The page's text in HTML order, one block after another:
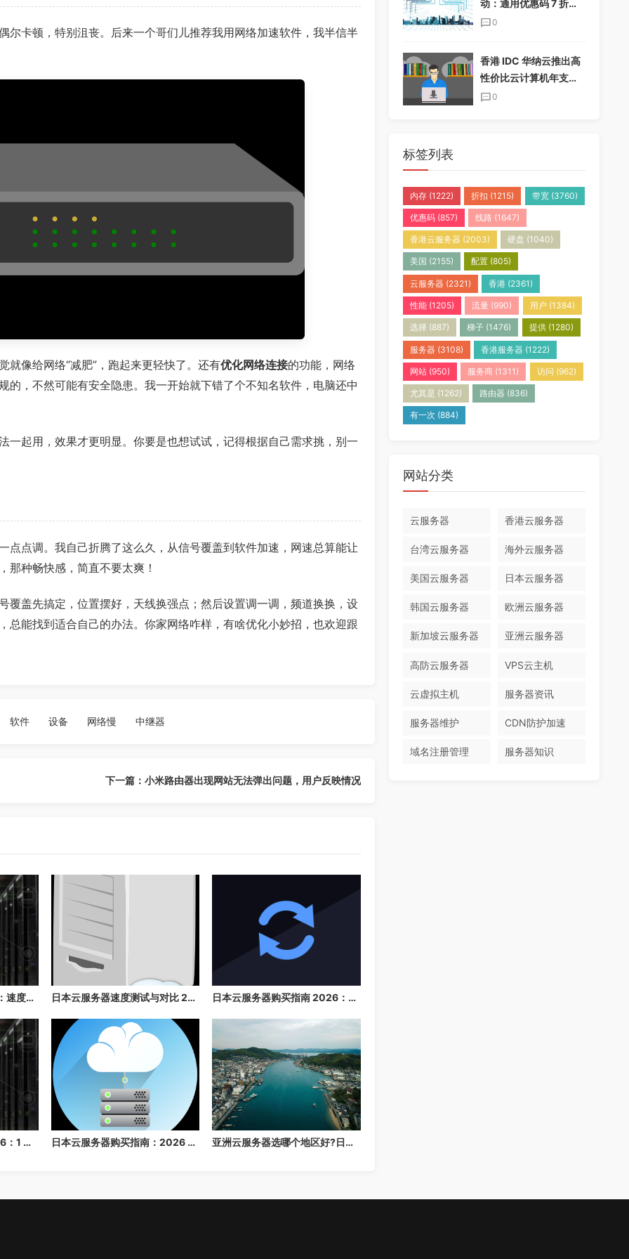
尔卡顿，特别沮丧。后来一个哥们儿推荐我用网络加速软件，我半信半
就像给网络“减肥”，跑起来更轻快了。还有优化网络连接的功能，网络
的，不然可能有安全隐患。我一开始就下错了个不知名软件，电脑还中
一起用，效果才更明显。你要是也想试试，记得根据自己需求挑，别一
点点调。我自己折腾了这么久，从信号覆盖到软件加速，网速总算能让
那种畅快感，简直不要太爽！
覆盖先搞定，位置摆好，天线换强点；然后设置调一调，频道换换，设
总能找到适合自己的办法。你家网络咋样，有啥优化小妙招，也欢迎跟
软件 设备 网络慢 中继器
下一篇：小米路由器出现网站无法弹出问题，用户反映情况
日本云服务器推荐 2026：速度快、稳定性高、性价比高的日本云主机推荐 日本云服务器速度测试与对比 2026：延迟、带宽、稳定性全面评测 日本云服务器购买指南 2026：速度、价格与配置选择建议
日本云服务器价格表 2026：1 核/2 核/4 核/8 核配置每月多少钱？ 日本云服务器购买指南：2026 年速度、价格与配置选择建议 亚洲云服务器选哪个地区好?日本新加坡香港深度对比
动：通用优惠码 7 折，
半年付加送一个月，年
0
香港 IDC 华纳云推出高
性价比云计算机年支付
套餐，免实名免备案
0
标签列表
内存 (1222) 折扣 (1215) 带宽(3760)
优惠码 (857) 线路 (1647)
香港云服务器 (2003) 硬盘 (1040)
美国 (2155) 配置 (805)
云服务器 (2321) 香港 (2361)
性能 (1205) 流量 (990) 用户 (1384)
选择 (887) 梯子 (1476) 提供(1280)
服务器 (3108) 香港服务器 (1222)
网站 (950) 服务商 (1311) 访问 (962)
尤其是 (1262) 路由器 (836)
有一次 (884)
网站分类
云服务器 香港云服务器
台湾云服务器 海外云服务器
美国云服务器 日本云服务器
韩国云服务器 欧洲云服务器
新加坡云服务器 亚洲云服务器
高防云服务器 VPS云主机
云虚拟主机 服务器资讯
服务器维护 CDN防护加速
域名注册管理 服务器知识